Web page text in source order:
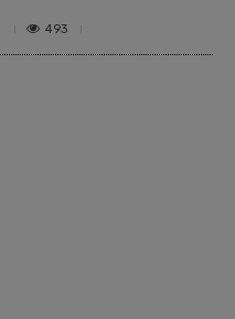
493